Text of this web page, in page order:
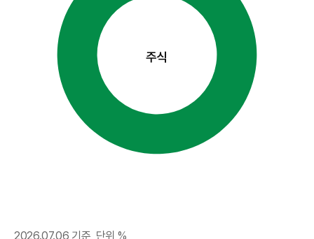
주식
2026.07.06 기준, 단위 %